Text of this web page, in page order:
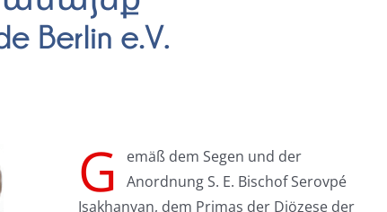
G
emäß dem Segen und der
Anordnung S. E. Bischof Serovpé
Isakhanyan, dem Primas der Diözese der